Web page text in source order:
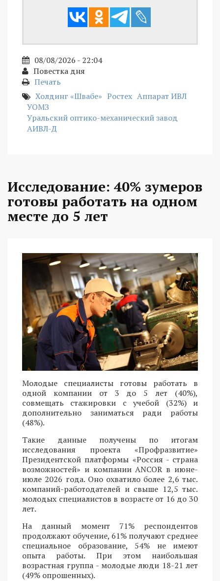
08/08/2026 - 22:04
Повестка дня
Печать
Холдинг «Швабе» Ростех Аппарат ИВЛ
УОМЗ
Уральский оптико-механический завод
АИВЛ-Д
Исследование: 40% зумеров
готовы работать на одном
месте до 5 лет
Молодые специалисты готовы работать в
одной компании от 3 до 5 лет (40%),
совмещать стажировки с учебой (32%) и
дополнительно заниматься ради работы
(48%).
Такие данные получены по итогам
исследования проекта «Профразвитие»
Президентской платформы «Россия - страна
возможностей» и компании ANCOR в июне-
июле 2026 года. Оно охватило более 2,6 тыс.
компаний-работодателей и свыше 12,5 тыс.
молодых специалистов в возрасте от 16 до 30
лет.
На данный момент 71% респондентов
продолжают обучение, 61% получают среднее
специальное образование, 54% не имеют
опыта работы. При этом наибольшая
возрастная группа - молодые люди 18-21 лет
(49% опрошенных).